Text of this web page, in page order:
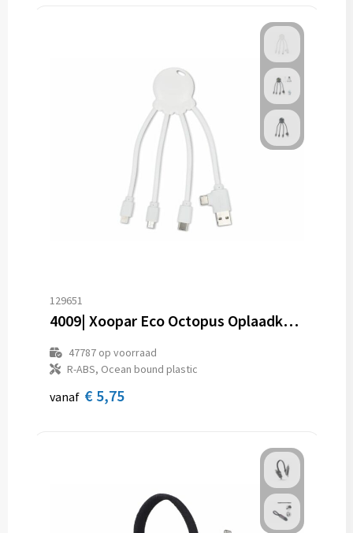
129651
4009| Xoopar Eco Octopus Oplaadkabel Ocean Bound Plastic
47787op voorraad
R-ABS, Ocean bound plastic
vanaf € 5,75